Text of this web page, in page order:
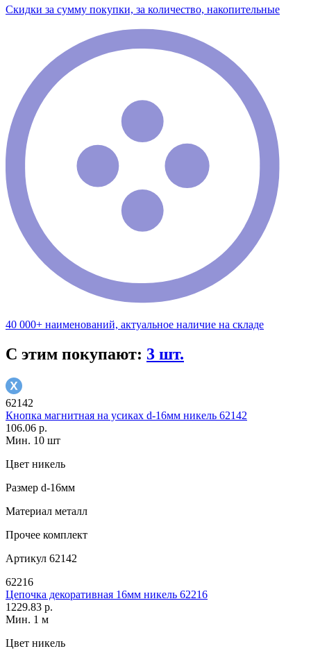
Скидки за сумму покупки, за количество, накопительные
40 000+ наименований, актуальное наличие на складе
С этим покупают: 3 шт.
62142
Кнопка магнитная на усиках d-16мм никель 62142
106.06 р.
Мин. 10 шт
Цвет никель
Размер d-16мм
Материал металл
Прочее комплект
Артикул 62142
62216
Цепочка декоративная 16мм никель 62216
1229.83 р.
Мин. 1 м
Цвет никель